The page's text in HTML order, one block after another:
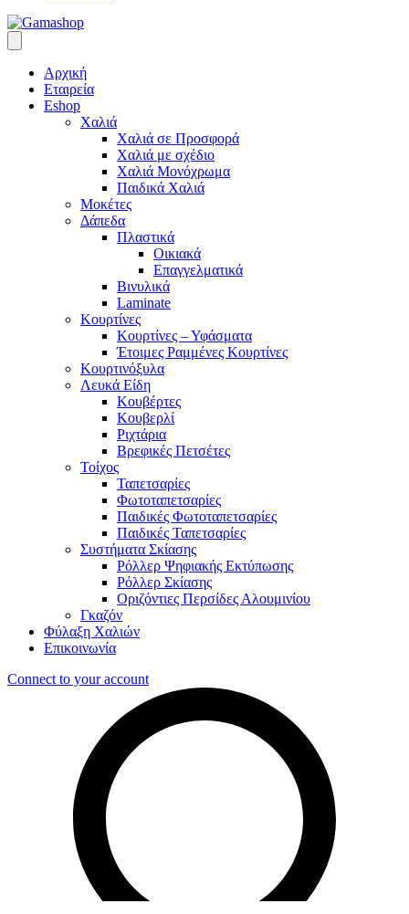
Αρχική
Εταιρεία
Eshop
Χαλιά
Χαλιά σε Προσφορά
Χαλιά με σχέδιο
Χαλιά Μονόχρωμα
Παιδικά Χαλιά
Μοκέτες
Δάπεδα
Πλαστικά
Οικιακά
Επαγγελματικά
Βινυλικά
Laminate
Κουρτίνες
Κουρτίνες – Υφάσματα
Έτοιμες Ραμμένες Κουρτίνες
Κουρτινόξυλα
Λευκά Είδη
Κουβέρτες
Κουβερλί
Ριχτάρια
Βρεφικές Πετσέτες
Τοίχος
Ταπετσαρίες
Φωτοταπετσαρίες
Παιδικές Φωτοταπετσαρίες
Παιδικές Ταπετσαρίες
Συστήματα Σκίασης
Ρόλλερ Ψηφιακής Εκτύπωσης
Ρόλλερ Σκίασης
Οριζόντιες Περσίδες Αλουμινίου
Γκαζόν
Φύλαξη Χαλιών
Επικοινωνία
Connect to your account